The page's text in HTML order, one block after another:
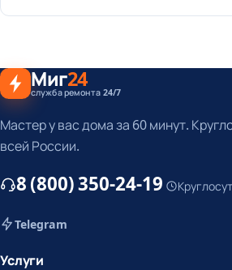
Миг24
служба ремонта 24/7
Мастер у вас дома за 60 минут.
всей России.
8 (800) 350-24-19
Telegram
Услуги